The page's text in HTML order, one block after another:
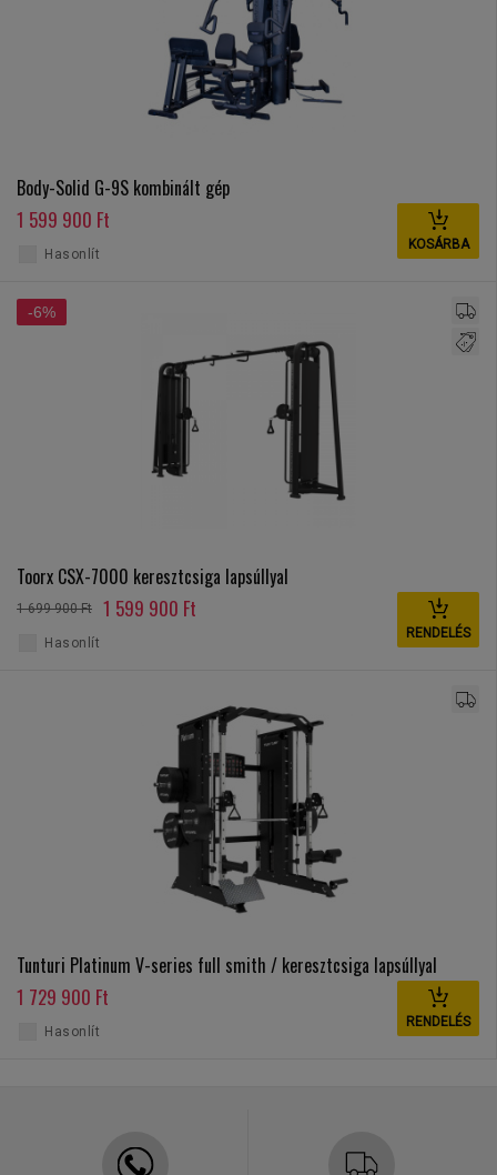
Body-Solid G-9S kombinált gép
1 599 900 Ft
KOSÁRBA
Hasonlít
-6%
Toorx CSX-7000 keresztcsiga lapsúllyal
1 699 900 Ft 1 599 900 Ft
RENDELÉS
Hasonlít
Tunturi Platinum V-series full smith / keresztcsiga lapsúllyal
1 729 900 Ft
RENDELÉS
Hasonlít